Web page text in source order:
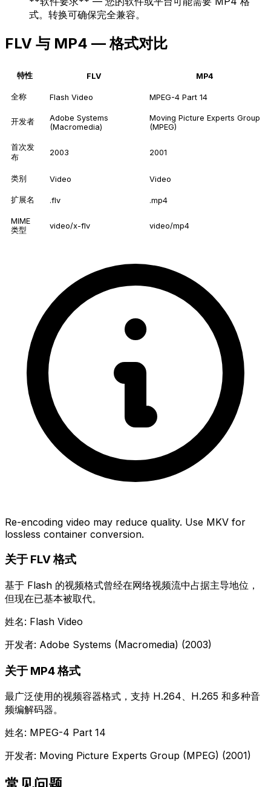
式。转换可确保完全兼容。
FLV 与 MP4 — 格式对比
特性 FLV MP4
全称 Flash Video MPEG-4 Part 14
开发者
Adobe Systems
(Macromedia)
Moving Picture Experts Group
(MPEG)
首次发
布
2003 2001
类别 Video Video
扩展名 .flv .mp4
MIME
类型
video/x-flv video/mp4
Re-encoding video may reduce quality. Use MKV for
lossless container conversion.
关于 FLV 格式
基于 Flash 的视频格式曾经在网络视频流中占据主导地位，
但现在已基本被取代。
姓名: Flash Video
开发者: Adobe Systems (Macromedia) (2003)
关于 MP4 格式
最广泛使用的视频容器格式，支持 H.264、H.265 和多种音
频编解码器。
姓名: MPEG-4 Part 14
开发者: Moving Picture Experts Group (MPEG) (2001)